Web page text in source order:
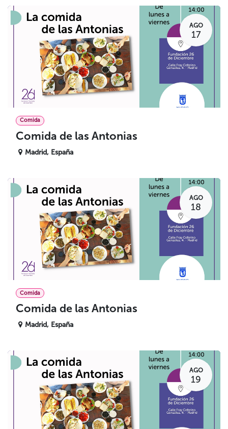
AGO
17
Comida
Comida de las Antonias
Madrid, España
AGO
18
Comida
Comida de las Antonias
Madrid, España
AGO
19